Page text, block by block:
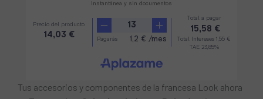
Tus accesorios y componentes de la francesa Look ahora